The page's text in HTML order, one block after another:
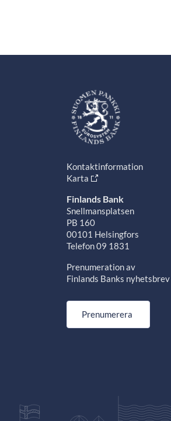
Kontaktinformation
Karta
Finlands Bank
Snellmansplatsen
PB 160
00101 Helsingfors
Telefon 09 1831
Prenumeration av
Finlands Banks nyhetsbrev
Prenumerera